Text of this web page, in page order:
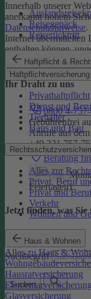
Reisegepäck
Reiserücktritt
Haftpflicht &
Haftpflichtversicherung
Privathaftpflicht
Dienst und
Tierhalter
Haus und Bau
Alles zur
Privat, Beruf
Privat und
Verkehr
Wohnen und
Haus & Wohnen
Alles zu Haus &
Hausratversicherung
Elementarversicherung
Glasversicherung
Innerhalb unserer
anerkannt hohem
Datenschutzhinweise.
Internet übermittelten
enthalten können,
potenziell von
Ihr Draht zu uns
0800 4-
Gebührenfrei
Anrufe aus
+49 221 757-
Beratung
Chat
Feiertagen)
Jetzt finden, was Sie
Suchbegriff
Suchen